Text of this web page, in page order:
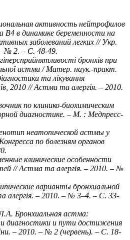
активность нейтрофилов
В4 в динамике беременности на
заболеваний легких // Укр.
№ 2. – С. 48-49.
бронхів при
астми / Матер. наук.-практ.
та лікування
2010 // Астма та алергія. – 2010.
по клинико-биохимическим
диагностике. – М. : Медпресс-
неатопической астмы у
по болезням органов
клинические особенности
// Астма та алергія. – 2010. – №
варианты бронхиальной
– 2010. – № 3–4. – С. 33-
Бронхиальная астма:
диагностики и пути достижения
– 2010. – № 2 (червень). – С. 18-